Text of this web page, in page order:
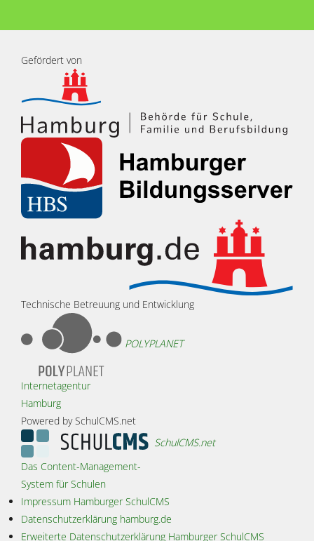
Gefördert von
Technische Betreuung und Entwicklung
POLYPLANET
Internetagentur
Hamburg
Powered by SchulCMS.net
SchulCMS.net
Das Content-Management-
System für Schulen
Impressum Hamburger SchulCMS
Datenschutzerklärung hamburg.de
Erweiterte Datenschutzerklärung Hamburger SchulCMS